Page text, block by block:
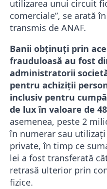
utilizarea unui circuit
comerciale”, se arată
transmis de ANAF.
Banii obținuți prin
frauduloasă au fost
administratorii
pentru achiziții
inclusiv pentru
de lux în valoare de
asemenea, peste 2
în numerar sau
private, în timp ce
lei a fost transferată
retrasă ulterior prin
fizice.